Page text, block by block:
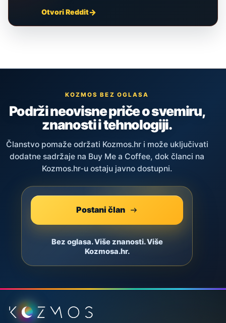
Otvori Reddit
KOZMOS BEZ OGLASA
Podrži neovisne priče o svemiru,
znanosti i tehnologiji.
Članstvo pomaže održati Kozmos.hr i može uključivati
dodatne sadržaje na Buy Me a Coffee, dok članci na
Kozmos.hr-u ostaju javno dostupni.
Postani član
Bez oglasa. Više znanosti. Više
Kozmosa.hr.
Podnožje stranice